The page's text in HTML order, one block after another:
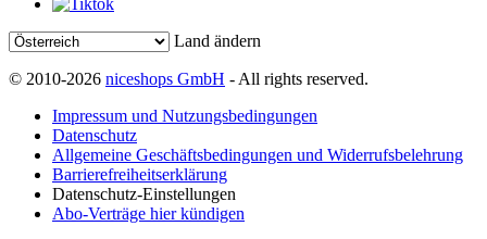
Land ändern
© 2010-2026 niceshops GmbH - All rights reserved.
Impressum und Nutzungsbedingungen
Datenschutz
Allgemeine Geschäftsbedingungen und Widerrufsbelehrung
Barrierefreiheitserklärung
Datenschutz-Einstellungen
Abo-Verträge hier kündigen